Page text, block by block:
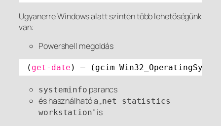
Ugyanerre Windows alatt szintén több lehetőségünk
van:
Powershell megoldás
( get-date ) – (gcim
systeminfo parancs
és használható a „net statistics
workstation” is